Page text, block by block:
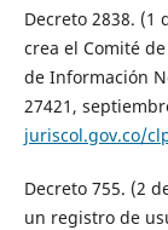
Decreto 2838. (1
crea el Comité
de Información
27421,
juriscol.gov.co/
Decreto 755. (2
un registro de